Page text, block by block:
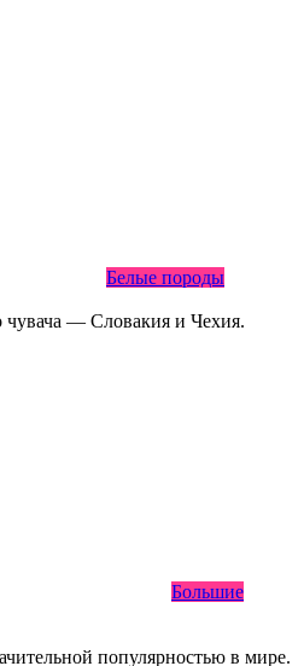
Белые породы
чувача — Словакия и Чехия.
Большие
популярностью в мире.